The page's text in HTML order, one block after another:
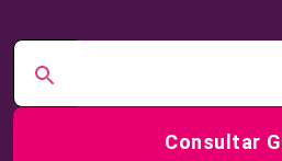
Consultar